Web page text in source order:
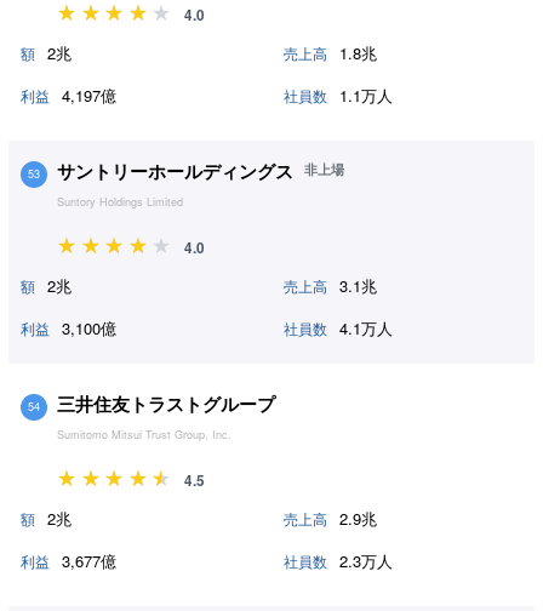
4.0
額 2兆 売上高 1.8兆
利益 4,197億 社員数 1.1万人
53 サントリーホールディングス 非上場
Suntory Holdings Limited
4.0
額 2兆 売上高 3.1兆
利益 3,100億 社員数 4.1万人
54 三井住友トラストグループ
Sumitomo Mitsui Trust Group, Inc.
4.5
額 2兆 売上高 2.9兆
利益 3,677億 社員数 2.3万人